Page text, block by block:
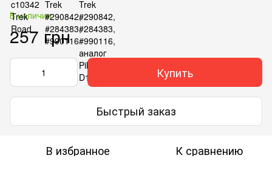
В наличии
257 грн
Купить
Быстрый заказ
В избранное К сравнению